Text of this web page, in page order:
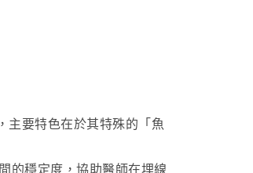
主要特色在於其特殊的「魚
的穩定度，協助醫師在埋線